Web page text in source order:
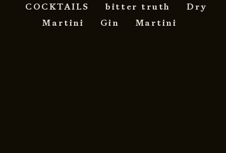
COCKTAILS bitter truth
Dry
Martini
Gin Martini